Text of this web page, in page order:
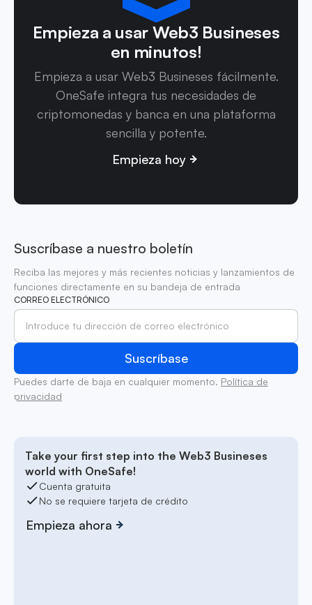
Empieza a usar Web3 Busineses
en minutos!
Empieza a usar Web3 Busineses fácilmente.
OneSafe integra tus necesidades de
criptomonedas y banca en una plataforma
sencilla y potente.
Empieza hoy
Suscríbase a nuestro boletín
Reciba las mejores y más recientes noticias y lanzamientos de
funciones directamente en su bandeja de entrada
CORREO ELECTRÓNICO
Puedes darte de baja en cualquier momento. Política de
privacidad
Take your first step into the Web3 Busineses
world with OneSafe!
Cuenta gratuita
No se requiere tarjeta de crédito
Empieza ahora